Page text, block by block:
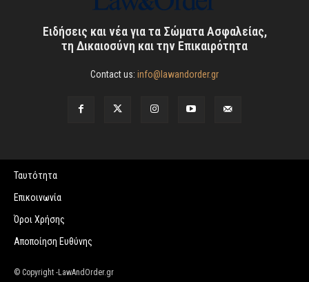
Ειδήσεις και νέα για τα Σώματα Ασφαλείας,
τη Δικαιοσύνη και την Επικαιρότητα
Contact us: info@lawandorder.gr
Ταυτότητα
Επικοινωνία
Όροι Χρήσης
Αποποίηση Ευθύνης
© Copyright -LawAndOrder.gr